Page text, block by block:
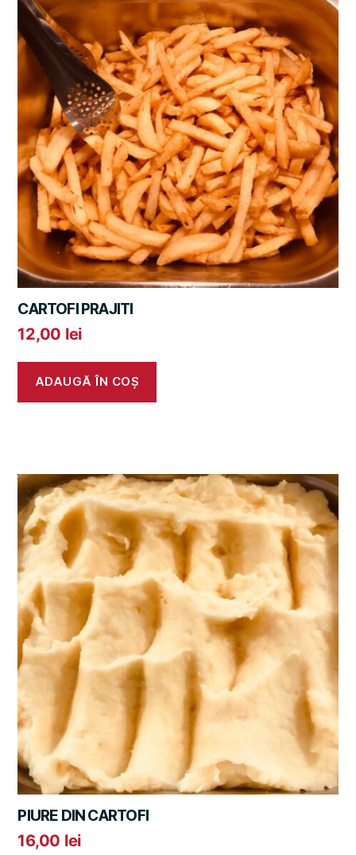
CARTOFI PRAJITI
12,00 lei
ADAUGĂ ÎN COȘ
PIURE DIN CARTOFI
16,00 lei